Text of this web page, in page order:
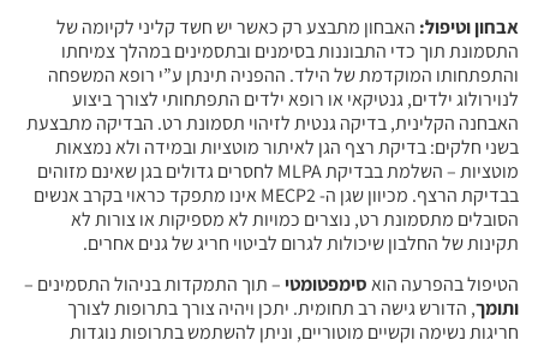
אבחון וטיפול: האבחון מתבצע רק כאשר יש חשד קליני לקיומה של
התסמונת תוך כדי התבוננות בסימנים ובתסמינים במהלך צמיחתו
והתפתחותו המוקדמת של הילד. ההפניה תינתן ע”י רופא המשפחה
לנוירולוג ילדים, גנטיקאי או רופא ילדים התפתחותי לצורך ביצוע
האבחנה הקלינית, בדיקה גנטית לזיהוי תסמונת רט. הבדיקה מתבצעת
בשני חלקים: בדיקת רצף הגן לאיתור מוטציות ובמידה ולא נמצאות
מוטציות – השלמת בבדיקת MLPA לחסרים גדולים בגן שאינם מזוהים
בבדיקת הרצף. מכיוון שגן ה- MECP2 אינו מתפקד כראוי בקרב אנשים
הסובלים מתסמונת רט, נוצרים כמויות לא מספיקות או צורות לא
תקינות של החלבון שיכולות לגרום לביטוי חריג של גנים אחרים.
הטיפול בהפרעה הואסימפטומטי– תוך התמקדות בניהול התסמינים –
ותומך, הדורש גישה רב תחומית. יתכן ויהיה צורך בתרופות לצורך
חריגות נשימה וקשיים מוטוריים, וניתן להשתמש בתרופות נוגדות